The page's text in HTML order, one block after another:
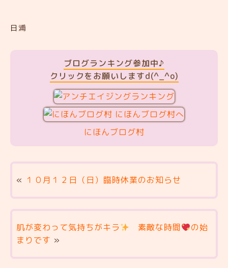
日浦
ブログランキング参加中♪
クリックをお願いしますd(^_^o)
にほんブログ村
« １０月１２日（日）臨時休業のお知らせ
肌が変わって気持ちがキラ 素敵な時間
の始
まりです »